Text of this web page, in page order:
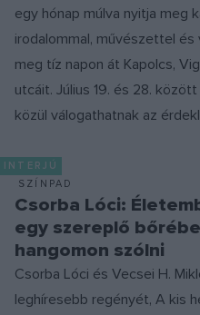
egy hónap múlva nyitja meg
irodalommal, művészettel
meg tíz napon át Kapolcs,
utcáit. Július 19. és 28.
közül válogathatnak az
INTERJÚ
SZÍNPAD
Csorba Lóci:
egy szereplő
hangomon szólni
Csorba Lóci és Vecsei H.
leghíresebb regényét, A kis